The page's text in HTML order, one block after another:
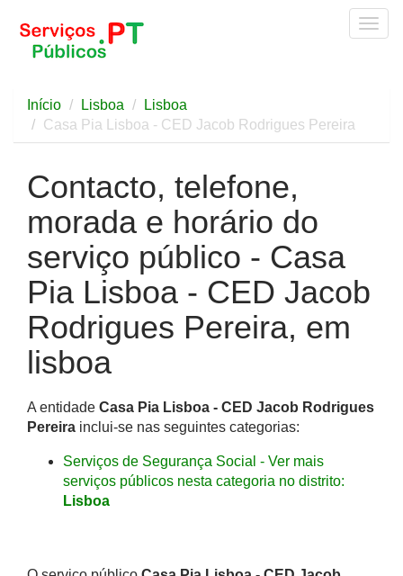
Início Lisboa
Lisboa
Casa Pia Lisboa - CED Jacob Rodrigues Pereira
Contacto, telefone,
morada e horário do
serviço público - Casa
Pia Lisboa - CED Jacob
Rodrigues Pereira, em
lisboa
A entidade Casa Pia Lisboa - CED Jacob Rodrigues
Pereira inclui-se nas seguintes categorias:
Serviços de Segurança Social - Ver mais
serviços públicos nesta categoria no distrito:
Lisboa